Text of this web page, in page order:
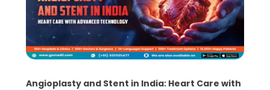
5 Essential Steps for Effective Human Sperm